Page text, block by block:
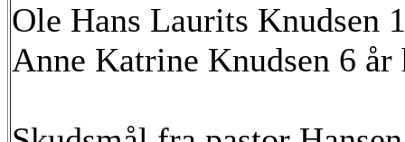
Ole Hans Laurits Knudsen
Anne Katrine Knudsen 6 år